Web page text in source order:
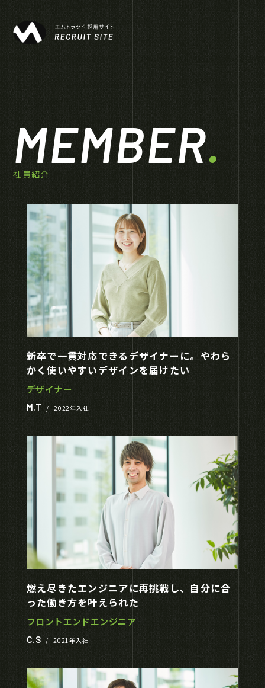
MEMBER.
社員紹介
新卒で一貫対応できるデザイナーに。やわら
かく使いやすいデザインを届けたい
デザイナー
M.T
/ 2022年入社
燃え尽きたエンジニアに再挑戦し、自分に合
った働き方を叶えられた
フロントエンドエンジニア
C.S / 2021年入社